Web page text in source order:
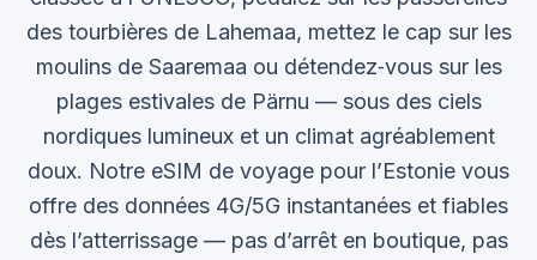
des tourbières de Lahemaa, mettez le cap sur les
moulins de Saaremaa ou détendez‑vous sur les
plages estivales de Pärnu — sous des ciels
nordiques lumineux et un climat agréablement
doux. Notre eSIM de voyage pour l’Estonie vous
offre des données 4G/5G instantanées et fiables
dès l’atterrissage — pas d’arrêt en boutique, pas